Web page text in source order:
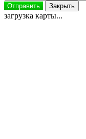
Отправить Закрыть
загрузка карты...